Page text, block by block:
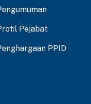
Pejabat
PPID